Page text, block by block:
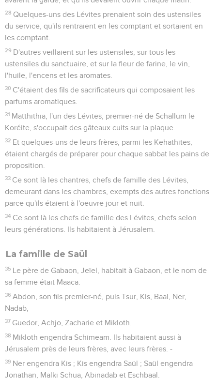
28 Quelques-uns des Lévites prenaient soin des ustensiles
du service, qu'ils rentraient en les comptant et sortaient en
les comptant.
29 D'autres veillaient sur les ustensiles, sur tous les
ustensiles du sanctuaire, et sur la fleur de farine, le vin,
l'huile, l'encens et les aromates.
30 C'étaient des fils de sacrificateurs qui composaient les
parfums aromatiques.
31 Matthithia, l'un des Lévites, premier-né de Schallum le
Koréite, s'occupait des gâteaux cuits sur la plaque.
32 Et quelques-uns de leurs frères, parmi les Kehathites,
étaient chargés de préparer pour chaque sabbat les pains de
proposition.
33 Ce sont là les chantres, chefs de famille des Lévites,
demeurant dans les chambres, exempts des autres fonctions
parce qu'ils étaient à l'oeuvre jour et nuit.
34 Ce sont là les chefs de famille des Lévites, chefs selon
leurs générations. Ils habitaient à Jérusalem.
La famille de Saül
35 Le père de Gabaon, Jeïel, habitait à Gabaon, et le nom de
sa femme était Maaca.
36 Abdon, son fils premier-né, puis Tsur, Kis, Baal, Ner,
Nadab,
37 Guedor, Achjo, Zacharie et Mikloth.
38 Mikloth engendra Schimeam. Ils habitaient aussi à
Jérusalem près de leurs frères, avec leurs frères. -
39 Ner engendra Kis ; Kis engendra Saül ; Saül engendra
Jonathan, Malki Schua, Abinadab et Eschbaal.